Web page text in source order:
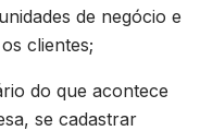
de negócio e
clientes;
do que acontece
se cadastrar